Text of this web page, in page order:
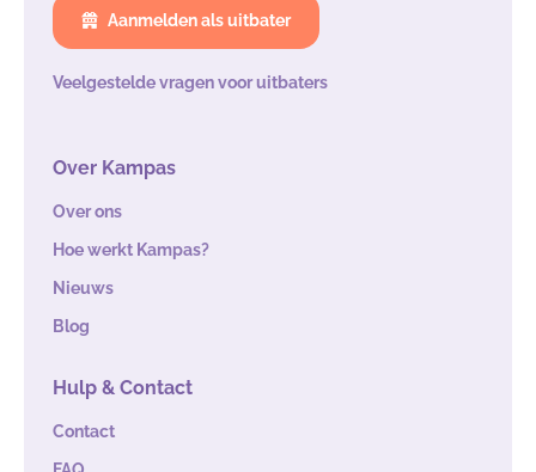
Aanmelden als uitbater
Veelgestelde vragen voor uitbaters
Over Kampas
Over ons
Hoe werkt Kampas?
Nieuws
Blog
Hulp & Contact
Contact